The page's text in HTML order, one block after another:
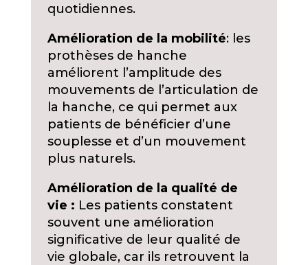
quotidiennes.
Amélioration de la mobilité: les
prothèses de hanche
améliorent l’amplitude des
mouvements de l’articulation de
la hanche, ce qui permet aux
patients de bénéficier d’une
souplesse et d’un mouvement
plus naturels.
Amélioration de la qualité de
vie : Les patients constatent
souvent une amélioration
significative de leur qualité de
vie globale, car ils retrouvent la